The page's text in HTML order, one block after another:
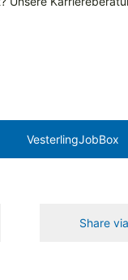
Vesterling­JobBox
Share